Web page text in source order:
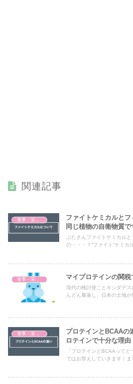
関連記事
食事・栄養・サプリ
ファイトケミカルと
同じ植物の自衛物質で
ぶたさんファイトケミカル
の・・・？“ファイト”ケミカ
食事・栄養・サプリ マイプロテインの関
現代の検討使ことキシダデ
んどん暴落し、日本の土地
プロテインとBCAAの
ロテインで十分な理由
「プロテインとBCAAって
ではお答えしていきます！ま